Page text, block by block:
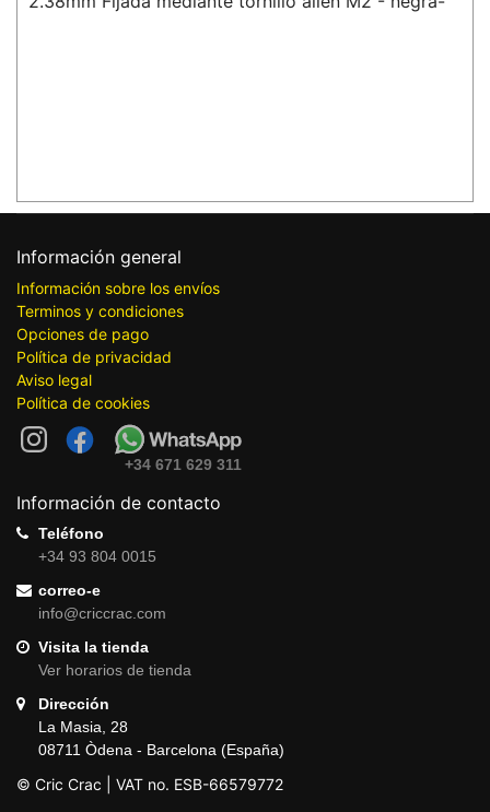
Información general
Información sobre los envíos
Terminos y condiciones
Opciones de pago
Política de privacidad
Aviso legal
Política de cookies
+34 671 629 311
Información de contacto
Teléfono
+34 93 804 0015
correo-e
info@criccrac.com
Visita la tienda
Ver horarios de tienda
Dirección
La Masia, 28
08711 Òdena - Barcelona (España)
© Cric Crac | VAT no. ESB-66579772